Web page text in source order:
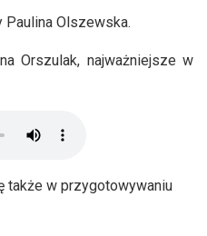
Paulina Olszewska.
Orszulak, najważniejsze w
także w przygotowywaniu